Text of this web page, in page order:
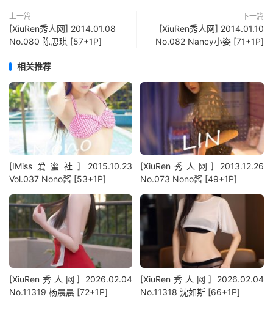
上一篇
[XiuRen秀人网] 2014.01.08
No.080 陈思琪 [57+1P]
下一篇
[XiuRen秀人网] 2014.01.10
No.082 Nancy小姿 [71+1P]
相关推荐
[IMiss爱蜜社] 2015.10.23
Vol.037 Nono酱 [53+1P]
[XiuRen秀人网] 2013.12.26
No.073 Nono酱 [49+1P]
[XiuRen秀人网] 2026.02.04
No.11319 杨晨晨 [72+1P]
[XiuRen秀人网] 2026.02.04
No.11318 沈如斯 [66+1P]